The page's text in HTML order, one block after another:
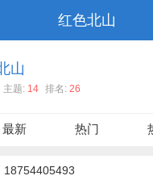
红色北山
山
主题: 14 排名: 26
最新 热门
18754405493